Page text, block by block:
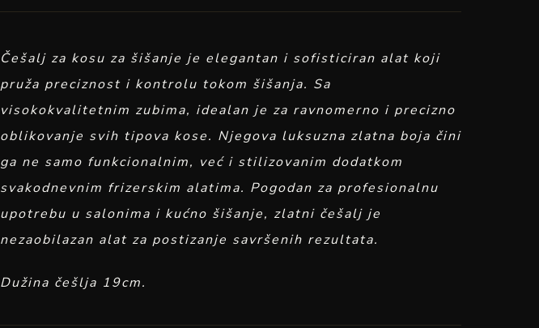
Češalj za kosu za šišanje je elegantan i sofisticiran alat koji
pruža preciznost i kontrolu tokom šišanja. Sa
visokokvalitetnim zubima, idealan je za ravnomerno i precizno
oblikovanje svih tipova kose. Njegova luksuzna zlatna boja čini
ga ne samo funkcionalnim, već i stilizovanim dodatkom
svakodnevnim frizerskim alatima. Pogodan za profesionalnu
upotrebu u salonima i kućno šišanje, zlatni češalj je
nezaobilazan alat za postizanje savršenih rezultata.
Dužina češlja 19cm.